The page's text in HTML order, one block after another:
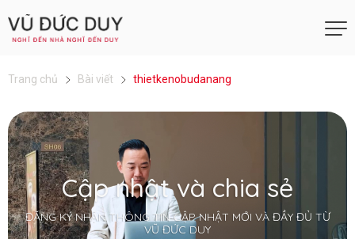
Trang chủ Bài viết thietkenobudanang
Cập nhật và chia sẻ
ĐĂNG KÝ NHẬN THÔNG TIN CẬP NHẬT MỚI VÀ ĐẦY ĐỦ TỪ
VŨ ĐỨC DUY